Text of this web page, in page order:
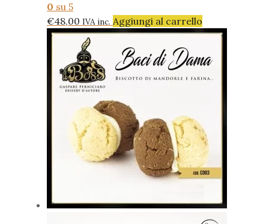
0 su 5
€48,00 IVA inc. Aggiungi al carrello